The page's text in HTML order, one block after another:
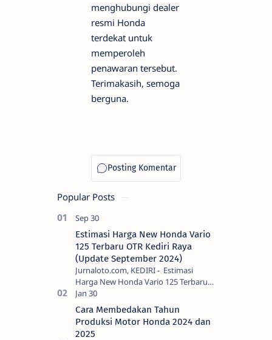
menghubungi dealer
resmi Honda
terdekat untuk
memperoleh
penawaran tersebut.
Terimakasih, semoga
berguna.
Popular Posts
Estimasi Harga New Honda Vario
125 Terbaru OTR Kediri Raya
(Update September 2024)
Jurnaloto.com, KEDIRI - Estimasi
Harga New Honda Vario 125 Terbaru
OTR Kediri Raya (Update September
2024) Brosis sekalian, PT Astra Honda
Motor (AH…
Cara Membedakan Tahun
Produksi Motor Honda 2024 dan
2025